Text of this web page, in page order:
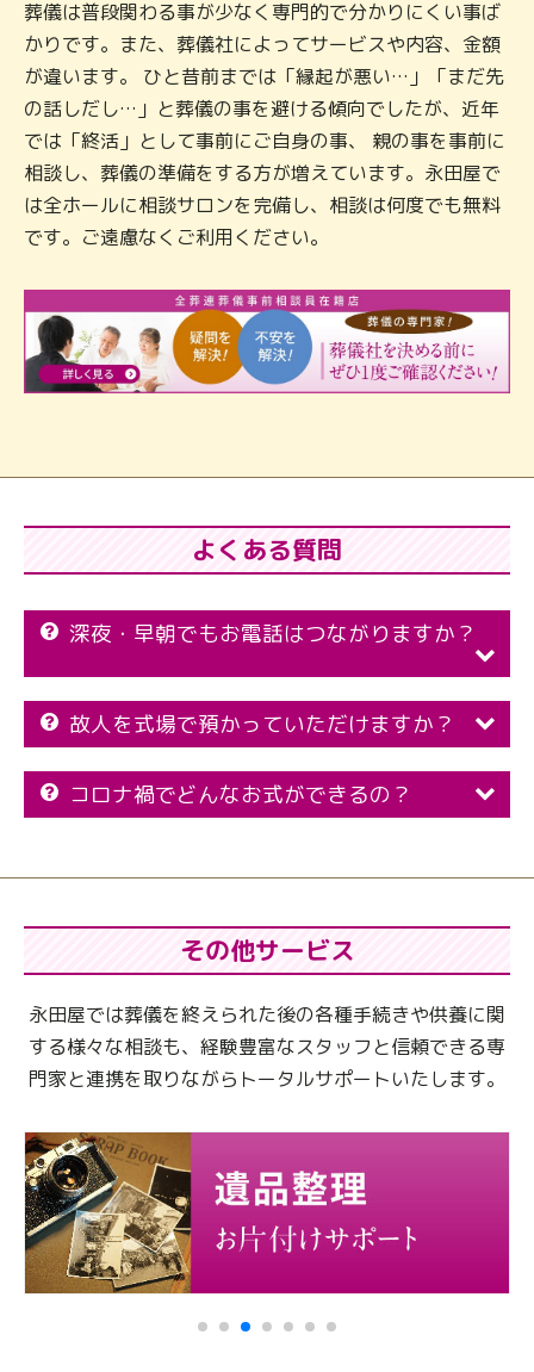
葬儀は普段関わる事が少なく専門的で分かりにくい事ば
かりです。また、葬儀社によってサービスや内容、金額
が違います。 ひと昔前までは「縁起が悪い…」「まだ先
の話しだし…」と葬儀の事を避ける傾向でしたが、近年
では「終活」として事前にご自身の事、 親の事を事前に
相談し、葬儀の準備をする方が増えています。永田屋で
は全ホールに相談サロンを完備し、相談は何度でも無料
です。ご遠慮なくご利用ください。
よくある質問
深夜・早朝でもお電話はつながりますか？
故人を式場で預かっていただけますか？
コロナ禍でどんなお式ができるの？
その他サービス
永田屋では葬儀を終えられた後の各種手続きや供養に関
する様々な相談も、 経験豊富なスタッフと信頼できる専
門家と連携を取りながらトータルサポートいたします。